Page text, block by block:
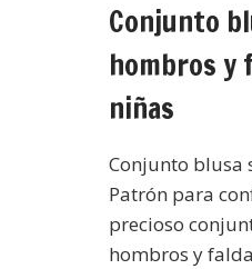
Conjunto
hombros y
niñas
Conjunto blusa
Patrón para
precioso
hombros y